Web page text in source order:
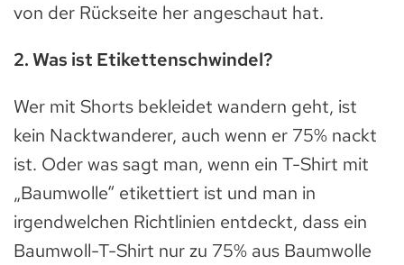
von der Rückseite her angeschaut hat.
2. Was ist Etikettenschwindel?
Wer mit Shorts bekleidet wandern geht, ist
kein Nacktwanderer, auch wenn er 75% nackt
ist. Oder was sagt man, wenn ein T-Shirt mit
„Baumwolle“ etikettiert ist und man in
irgendwelchen Richtlinien entdeckt, dass ein
Baumwoll-T-Shirt nur zu 75% aus Baumwolle